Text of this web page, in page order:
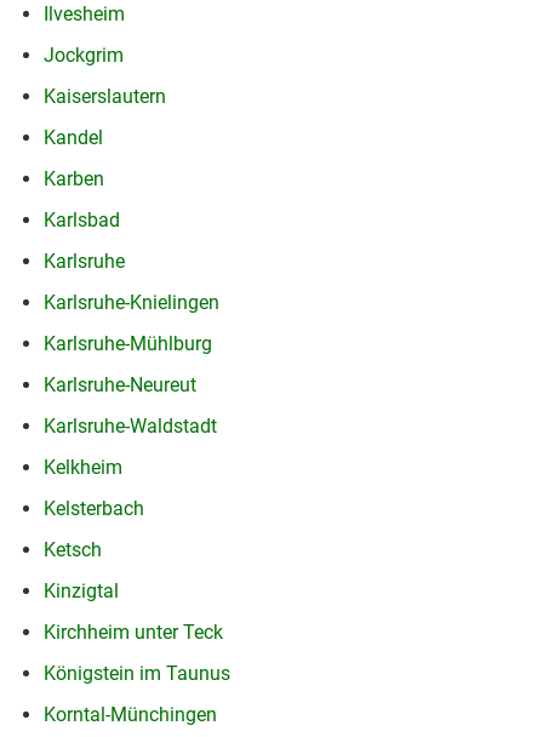
Ilvesheim
Jockgrim
Kaiserslautern
Kandel
Karben
Karlsbad
Karlsruhe
Karlsruhe-Knielingen
Karlsruhe-Mühlburg
Karlsruhe-Neureut
Karlsruhe-Waldstadt
Kelkheim
Kelsterbach
Ketsch
Kinzigtal
Kirchheim unter Teck
Königstein im Taunus
Korntal-Münchingen